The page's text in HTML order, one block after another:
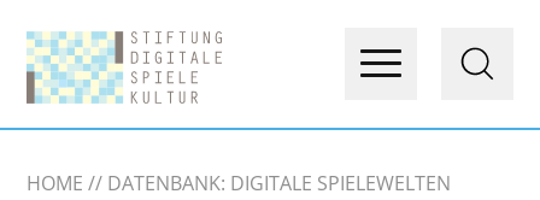
HOME DATENBANK: DIGITALE SPIELEWELTEN